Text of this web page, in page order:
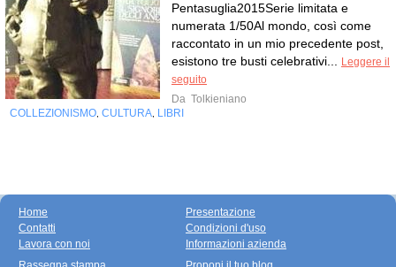
Pentasuglia2015Serie limitata e
numerata 1/50Al mondo, così come
raccontato in un mio precedente post,
esistono tre busti celebrativi...
Leggere il
seguito
Da Tolkieniano
COLLEZIONISMO CULTURA LIBRI
Home
Contatti
Lavora con noi
Presentazione
Condizioni d'uso
Informazioni azienda